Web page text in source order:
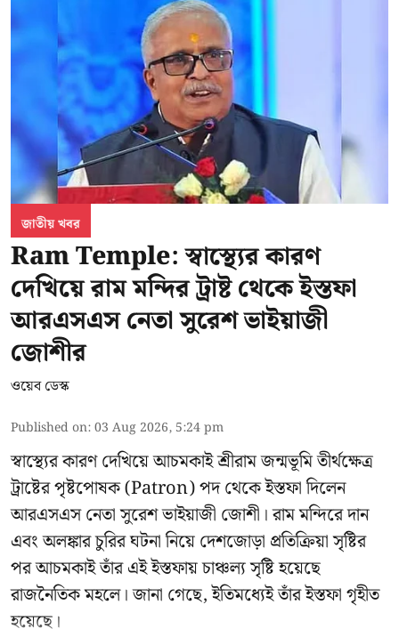
জাতীয় খবর
Ram Temple: স্বাস্থ্যের কারণ
দেখিয়ে রাম মন্দির ট্রাষ্ট থেকে ইস্তফা
আরএসএস নেতা সুরেশ ভাইয়াজী
জোশীর
ওয়েব ডেস্ক
Published on:03 Aug 2026, 5:24 pm
স্বাস্থ্যের কারণ দেখিয়ে আচমকাইশ্রীরাম জন্মভূমি তীর্থক্ষেত্র
ট্রাষ্টেরপৃষ্টপোষক (Patron) পদ থেকে ইস্তফা দিলেন
আরএসএস নেতা সুরেশ ভাইয়াজী জোশী। রাম মন্দিরে দান
এবং অলঙ্কার চুরির ঘটনা নিয়ে দেশজোড়া প্রতিক্রিয়া সৃষ্টির
পর আচমকাই তাঁর এই ইস্তফায় চাঞ্চল্য সৃষ্টি হয়েছে
রাজনৈতিক মহলে। জানা গেছে, ইতিমধ্যেই তাঁর ইস্তফা গৃহীত
হয়েছে।